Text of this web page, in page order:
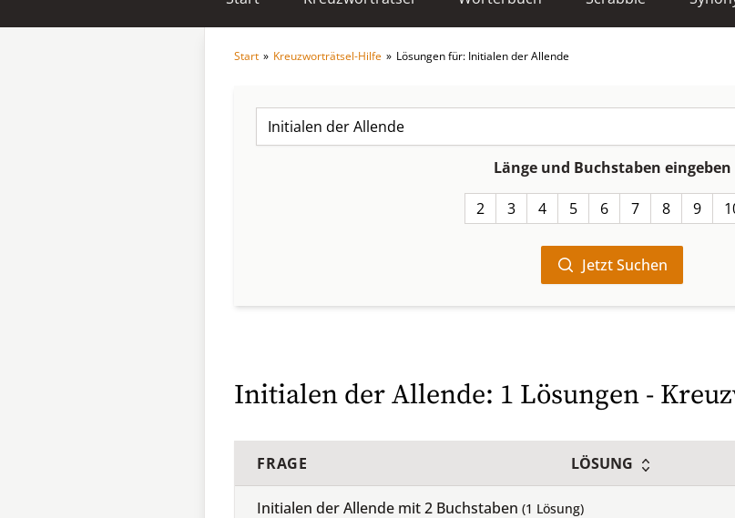
Start » Kreuzworträtsel-Hilfe » Lösungen für: Initialen der Allende
Länge und Buchstaben eingeben
2 3 4 5 6 7 8 9
Jetzt Suchen
Initialen der Allende: 1 Lösungen -
FRAGE LÖSUNG
Initialen der Allende mit2 Buchstaben (1 Lösung)